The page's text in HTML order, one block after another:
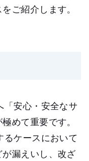
ご紹介します。
「安心・安全なサ
めて重要です。
るケースにおいて
漏えいし、改ざ